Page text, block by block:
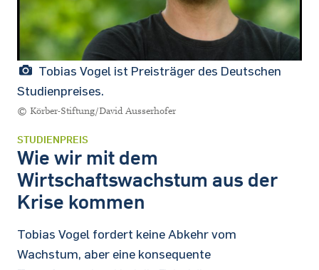
Tobias Vogel ist Preisträger des Deutschen
Studienpreises.
© Körber-Stiftung/David Ausserhofer
STUDIENPREIS
Wie wir mit dem
Wirtschaftswachstum aus der
Krise kommen
Tobias Vogel fordert keine Abkehr vom
Wachstum, aber eine konsequente